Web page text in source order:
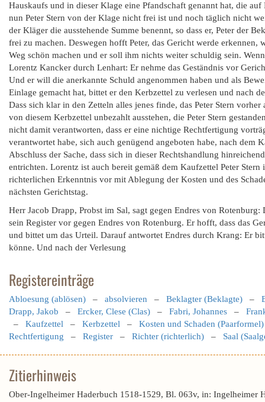
Hauskaufs und in dieser Klage eine Pfandschaft genannt hat, die
nun Peter Stern von der Klage nicht frei ist und noch täglich nicht
der Kläger die ausstehende Summe benennt, so dass er, Peter der
frei zu machen. Deswegen hofft Peter, das Gericht werde
Weg schön machen und er soll ihm nichts weiter schuldig sein.
Lorentz Kancker durch Lenhart: Er nehme das Geständnis vor
Und er will die anerkannte Schuld angenommen haben und als
Einlage gemacht hat, bittet er den Kerbzettel zu verlesen und nach
Dass sich klar in den Zetteln alles jenes finde, das Peter Stern
von diesem Kerbzettel unbezahlt ausstehen, die Peter Stern
nicht damit verantworten, dass er eine nichtige Rechtfertigung
verantwortet habe, sich auch genügend angeboten habe, nach
Abschluss der Sache, dass sich in dieser Rechtshandlung
entrichten. Lorentz ist auch bereit gemäß dem Kaufzettel Peter
richterlichen Erkenntnis vor mit Ablegung der Kosten und des
nächsten Gerichtstag.
Herr Jacob Drapp, Probst im Sal, sagt gegen Endres von
sein Register vor gegen Endres von Rotenburg. Er hofft, dass das
und bittet um das Urteil. Darauf antwortet Endres durch Krang: Er
könne. Und nach der Verlesung
Registereinträge
Abloesung (ablösen) – absolvieren – Beklagter (Beklagte) –
Drapp, Jakob – Ercker, Clese (Clas) – Fabri, Johannes –
– Kaufzettel – Kerbzettel – Kosten und Schaden (Paarformel)
Rechtfertigung – Register – Richter (richterlich) – Saal
Zitierhinweis
Ober-Ingelheimer Haderbuch 1518-1529, Bl. 063v, in: Ingelheimer